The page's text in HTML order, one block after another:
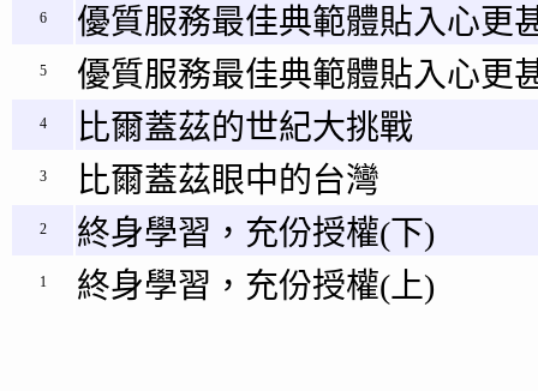
6 優質服務最佳典範體貼入心更
5 優質服務最佳典範體貼入心更
4 比爾蓋茲的世紀大挑戰
3 比爾蓋茲眼中的台灣
2 終身學習，充份授權(下)
1 終身學習，充份授權(上)